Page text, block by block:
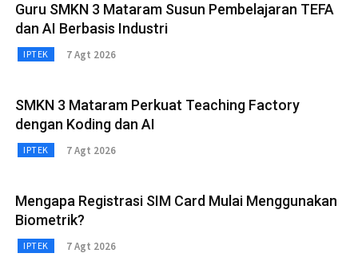
Guru SMKN 3 Mataram Susun Pembelajaran TEFA
dan AI Berbasis Industri
IPTEK 7 Agt 2026
SMKN 3 Mataram Perkuat Teaching Factory
dengan Koding dan AI
IPTEK 7 Agt 2026
Mengapa Registrasi SIM Card Mulai Menggunakan
Biometrik?
IPTEK 7 Agt 2026